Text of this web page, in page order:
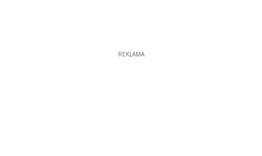
REKLAMA